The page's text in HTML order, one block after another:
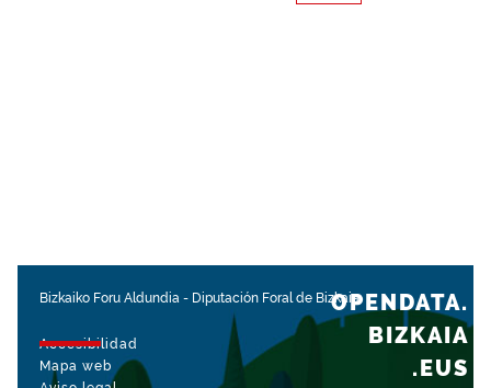
Bizkaiko Foru Aldundia - Diputación Foral de Bizkaia
Accesibilidad
Mapa web
OPENDATA.
BIZKAIA
.EUS